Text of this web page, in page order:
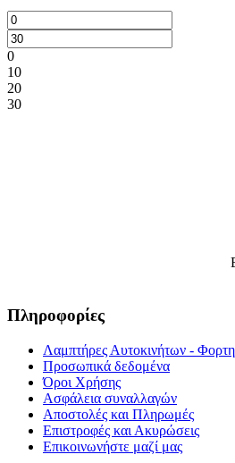
0
10
20
30
Πληροφορίες
Λαμπτήρες Αυτοκινήτων -
Προσωπικά δεδομένα
Όροι Χρήσης
Ασφάλεια συναλλαγών
Αποστολές και Πληρωμές
Επιστροφές και Ακυρώσεις
Επικοινωνήστε μαζί μας